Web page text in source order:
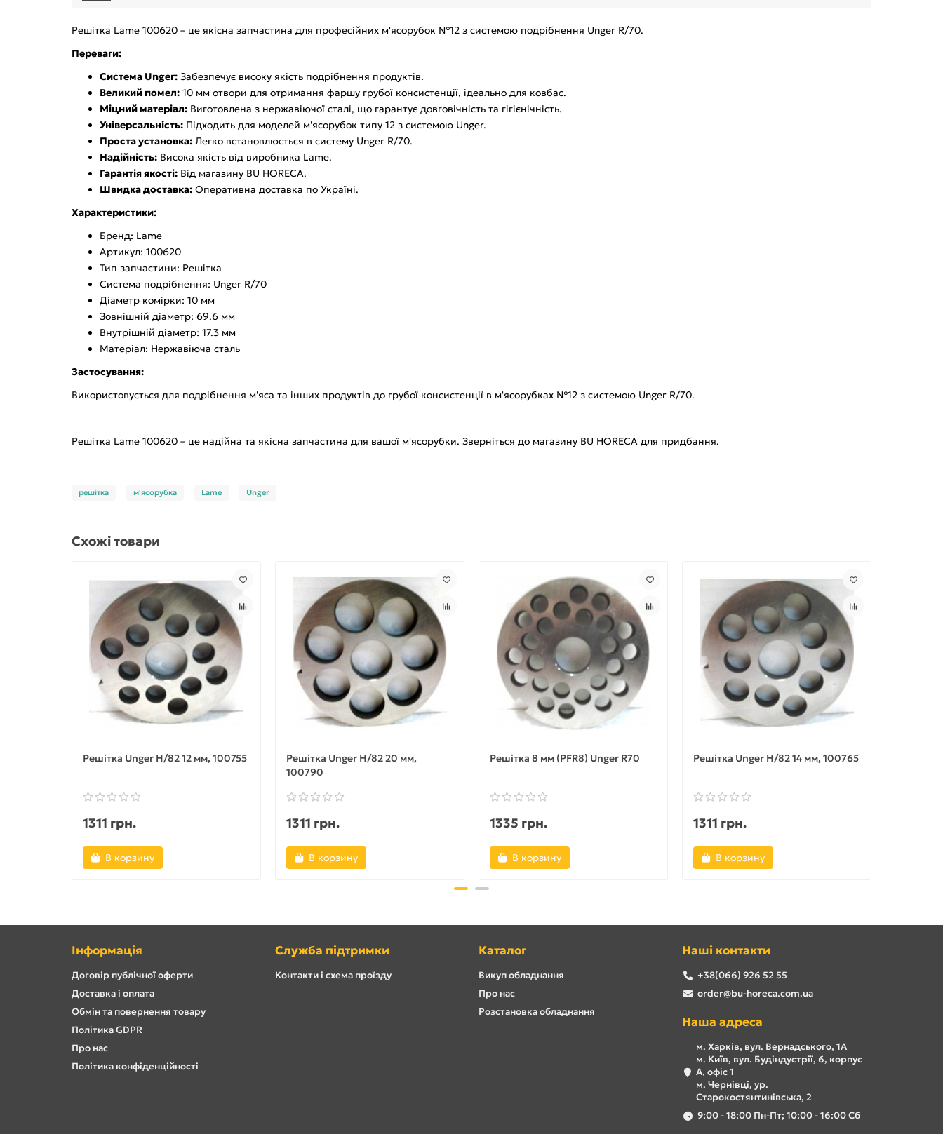
Решітка Lame 100620 – це якісна запчастина для професійних м'ясорубок №12 з системою подрібнення Unger R/70.
Переваги:
Система Unger: Забезпечує високу якість подрібнення продуктів.
Великий помел: 10 мм отвори для отримання фаршу грубої консистенції, ідеально для ковбас.
Міцний матеріал: Виготовлена з нержавіючої сталі, що гарантує довговічність та гігієнічність.
Універсальність: Підходить для моделей м'ясорубок типу 12 з системою Unger.
Проста установка: Легко встановлюється в систему Unger R/70.
Надійність: Висока якість від виробника Lame.
Гарантія якості: Від магазину BU HORECA.
Швидка доставка: Оперативна доставка по Україні.
Характеристики:
Бренд: Lame
Артикул: 100620
Тип запчастини: Решітка
Система подрібнення: Unger R/70
Діаметр комірки: 10 мм
Зовнішній діаметр: 69.6 мм
Внутрішній діаметр: 17.3 мм
Матеріал: Нержавіюча сталь
Застосування:
Використовується для подрібнення м'яса та інших продуктів до грубої консистенції в м'ясорубках №12 з системою Unger R/70.
Решітка Lame 100620 – це надійна та якісна запчастина для вашої м'ясорубки. Зверніться до магазину BU HORECA для придбання.
решітка м'ясорубка Lame Unger
Схожі товари
Решітка Unger H/82 12 мм, 100755
1311 грн.
В корзину
Решітка Unger H/82 20 мм,
100790
1311 грн.
В корзину
Решітка 8 мм (PFR8) Unger R70
1335 грн.
В корзину
Решітка Unger H/82 14 мм, 100765
1311 грн.
В корзину
Інформація
Договір публічної оферти
Доставка і оплата
Обмін та повернення товару
Політика GDPR
Про нас
Політика конфіденційності
Служба підтримки
Контакти і схема проїзду
Каталог
Викуп обладнання
Про нас
Розстановка обладнання
Наші контакти
+38(066) 926 52 55
order@bu-horeca.com.ua
Наша адреса
м. Харків, вул. Вернадського, 1А
м. Київ, вул. Будіндустрії, 6, корпус
А, офіс 1
м. Чернівці, ур.
Старокостянтинівська, 2
9:00 - 18:00 Пн-Пт; 10:00 - 16:00 Сб